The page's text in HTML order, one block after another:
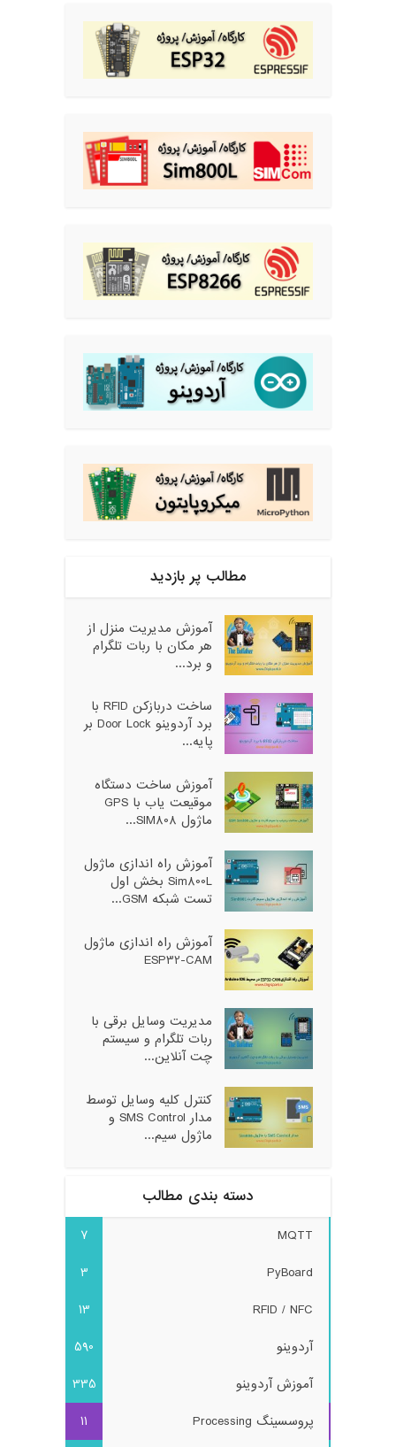
مطالب پر بازدید
آموزش مدیریت منزل از
هر مکان با ربات تلگرام
و برد...
ساخت دربازکن RFID با
برد آردوینو Door Lock بر
پایه...
آموزش ساخت دستگاه
موقیعت یاب با GPS
ماژول SIM808...
آموزش راه اندازی ماژول
Sim800L بخش اول
تست شبکه GSM...
آموزش راه اندازی ماژول
ESP32-CAM
مدیریت وسایل برقی با
ربات تلگرام و سیستم
چت آنلاین...
کنترل کلیه وسایل توسط
مدار SMS Control و
ماژول سیم...
دسته بندی مطالب
MQTT
7
PyBoard
3
RFID / NFC
13
آردوینو
590
آموزش آردوینو
335
پروسسینگ Processing
11